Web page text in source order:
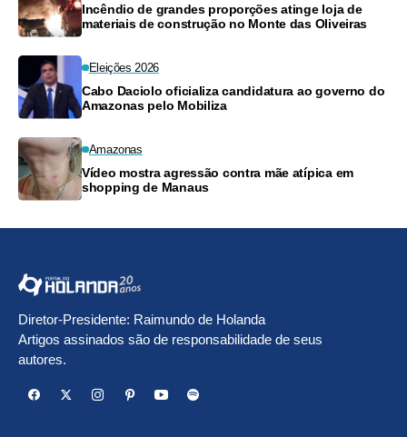
Incêndio de grandes proporções atinge loja de
materiais de construção no Monte das Oliveiras
Eleições 2026
Cabo Daciolo oficializa candidatura ao governo do
Amazonas pelo Mobiliza
Amazonas
Vídeo mostra agressão contra mãe atípica em
shopping de Manaus
Diretor-Presidente: Raimundo de Holanda
Artigos assinados são de responsabilidade de seus
autores.